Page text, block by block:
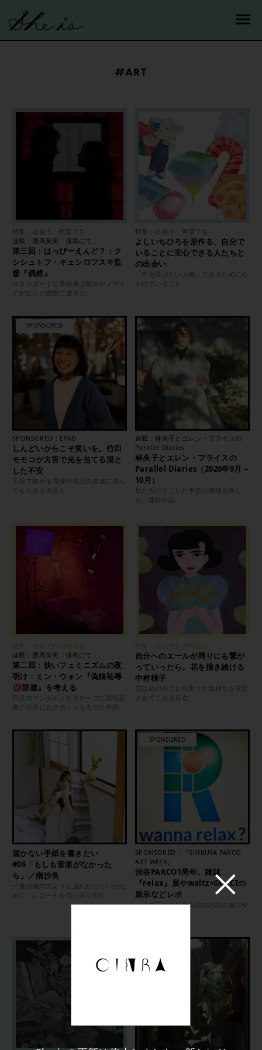
#ART
特集：出会う、何度でも
連載：肥髙茉実「孤島にて」
第三回：はっぴーえんど？：ク
シシュトフ・キェシロフスキ監
督『偶然』
スタンダードな幸福像は政治やメディ
アが生んだ虚構に過ぎない
特集：出会う、何度でも
よしいちひろを形作る、自分で
いることに安心できる人たちと
の出会い
「声を掛けたい人物」であるために心
がけていること
SPONSORED：EPAD
しんどいからこそ笑いを。竹田
モモコが方言で光を当てる漠と
した不安
工場で務める同僚や地元の友達に喜ん
でもらえる作品を
連載：林央子とエレン・フライスの
Parallel Diaries
林央子とエレン・フライスの
Parallel Diaries（2020年9月～
10月）
私たちのすごした季節の感情を映し
た、並行日記
特集：それぞれの祝福を
連載：肥髙茉実「孤島にて」
第二回：快いフェミニズムの夜
明け：ミン・ウォン『偽娘恥辱
㊙︎部屋』を考える
日活ロマンポルノをモチーフに異性装
者の存在にもスポットを当てた作品
特集：それぞれの祝福を
自分へのエールが周りにも繋が
っていったら。花を描き続ける
中村桃子
花は絵の中でも現実でも気持ちを安定
させてくれる存在
届かない手紙を書きたい
#06「もしも音楽がなかった
ら」／南沙良
一連の儀式のような流れがしたいがた
めに、レコードを引っ張り出す
SPONSORED：『SHIBUYA PARCO
ART WEEK』
渋谷PARCO1周年。雑誌
『relax』展やwaltz×GUCCIの
展示などレポ
ハイブランドから伝説の雑誌の展示や